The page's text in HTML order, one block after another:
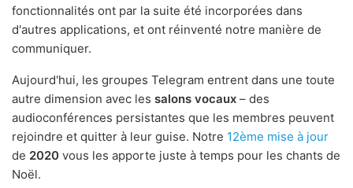
fonctionnalités ont par la suite été incorporées dans
d'autres applications, et ont réinventé notre manière de
communiquer.
Aujourd'hui, les groupes Telegram entrent dans une toute
autre dimension avec les salons vocaux – des
audioconférences persistantes que les membres peuvent
rejoindre et quitter à leur guise. Notre 12ème mise à jour
de 2020 vous les apporte juste à temps pour les chants de
Noël.